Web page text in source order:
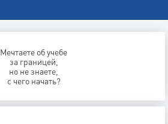
Мечтаете об учебе
за границей,
но не знаете,
с чего начать?